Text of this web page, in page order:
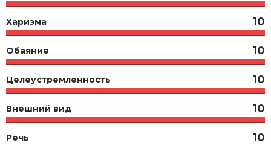
Харизма 10
Обаяние 10
Целеустремленность 10
Внешний вид 10
Речь 10